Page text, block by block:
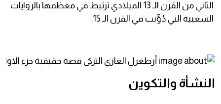
الثاني من القرن الـ 13 الميلادي ترتبط في معظمها بالروايات
الشعبية التي دُوِّنت في القرن الـ 15.
النشأة والتكوين